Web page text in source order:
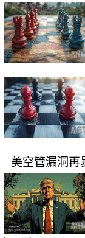
美空管漏洞再